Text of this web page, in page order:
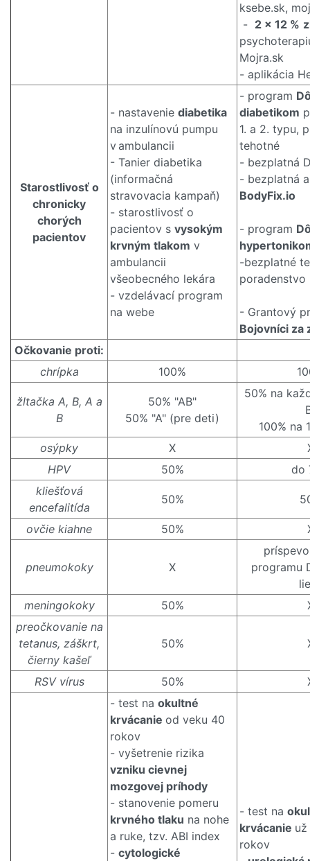
ksebe.sk,
- 2 x 12 %
Mojra.sk
- aplikácia
Starostlivosť o
chronicky
chorých
pacientov
- nastavenie diabetika
na inzulínovú pumpu
v ambulancii
- Tanier diabetika
(informačná
stravovacia kampaň)
- starostlivosť o
pacientov s vysokým
krvným tlakom v
ambulancii
všeobecného lekára
- vzdelávací program
na webe
- program
diabetikom
1. a 2. typu,
tehotné
- bezplatná
- bezplatná
BodyFix.io
- program
-bezplatné
poradenstvo
- Grantový
Bojovníci za
Očkovanie proti:
chrípka
100%
žltačka A, B, A a
B
50% "AB"
50% "A" (pre deti)
50% na
100% na
osýpky
X
HPV
50%
do
kliešťová
encefalitída
50%
ovčie kiahne 50%
pneumokoky X
programu
meningokoky
50%
preočkovanie na
tetanus, záškrt,
čierny kašeľ
50%
RSV vírus 50%
- test na okultné
krvácanie od veku 40
rokov
- vyšetrenie rizika
vzniku cievnej
mozgovej príhody
- stanovenie pomeru
krvného tlaku na nohe
a ruke, tzv. ABI index
- cytologické
- test na
krvácanie
rokov